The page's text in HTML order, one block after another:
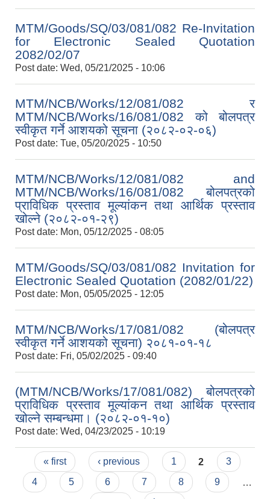
MTM/Goods/SQ/03/081/082 Re-Invitation
for Electronic Sealed Quotation
2082/02/07
Post date: Wed, 05/21/2025 - 10:06
MTM/NCB/Works/12/081/082 र
MTM/NCB/Works/16/081/082 को बोलपत्र
स्वीकृत गर्ने आशयको सूचना (२०८२-०२-०६)
Post date: Tue, 05/20/2025 - 10:50
MTM/NCB/Works/12/081/082 and
MTM/NCB/Works/16/081/082 बोलपत्रको
प्राविधिक प्रस्ताव मूल्यांकन तथा आर्थिक प्रस्ताव
खोल्ने (२०८२-०१-२९)
Post date: Mon, 05/12/2025 - 08:05
MTM/Goods/SQ/03/081/082 Invitation for
Electronic Sealed Quotation (2082/01/22)
Post date: Mon, 05/05/2025 - 12:05
MTM/NCB/Works/17/081/082 (बोलपत्र
स्वीकृत गर्ने आशयको सूचना) २०८१-०१-१८
Post date: Fri, 05/02/2025 - 09:40
(MTM/NCB/Works/17/081/082) बोलपत्रको
प्राविधिक प्रस्ताव मूल्यांकन तथा आर्थिक प्रस्ताव
खोल्ने सम्बन्धमा। (२०८२-०१-१०)
Post date: Wed, 04/23/2025 - 10:19
Pages
« first ‹ previous 1 2
3
4
5 6 7 8 9